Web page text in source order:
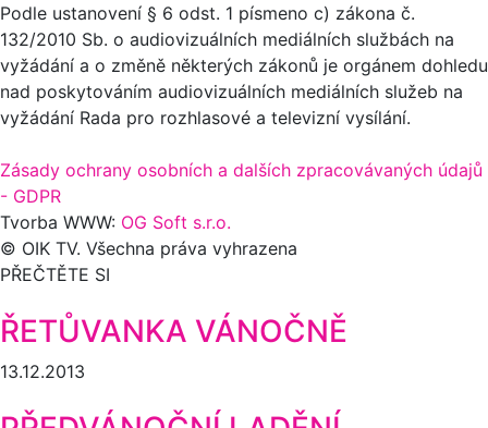
Podle ustanovení § 6 odst. 1 písmeno c) zákona č.
132/2010 Sb. o audiovizuálních mediálních službách na
vyžádání a o změně některých zákonů je orgánem dohledu
nad poskytováním audiovizuálních mediálních služeb na
vyžádání Rada pro rozhlasové a televizní vysílání.
Zásady ochrany osobních a dalších zpracovávaných údajů
- GDPR
Tvorba WWW: OG Soft s.r.o.
© OIK TV. Všechna práva vyhrazena
PŘEČTĚTE SI
ŘETŮVANKA VÁNOČNĚ
13.12.2013